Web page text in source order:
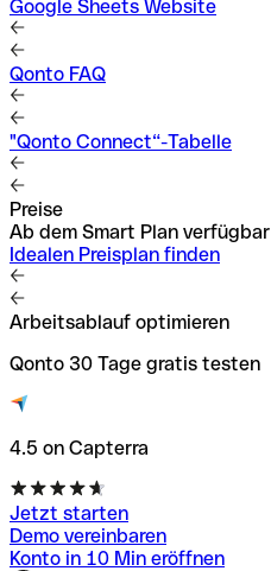
Google Sheets Website
Qonto FAQ
"Qonto Connect“-Tabelle
Preise
Ab dem Smart Plan verfügbar
Idealen Preisplan finden
Arbeitsablauf optimieren
Qonto 30 Tage gratis testen
4.5 on Capterra
Jetzt starten
Demo vereinbaren
Konto in 10 Min eröffnen